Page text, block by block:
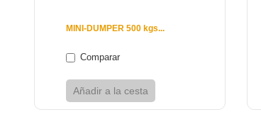
MINI-DUMPER 500 kgs...
Comparar
Añadir a la cesta